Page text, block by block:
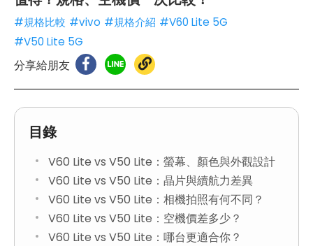
#規格比較 #vivo #規格介紹 #V60 Lite 5G
#V50 Lite 5G
分享給朋友
目錄
V60 Lite vs V50 Lite：螢幕、顏色與外觀設計
V60 Lite vs V50 Lite：晶片與續航力差異
V60 Lite vs V50 Lite：相機拍照有何不同？
V60 Lite vs V50 Lite：空機價差多少？
V60 Lite vs V50 Lite：哪台更適合你？